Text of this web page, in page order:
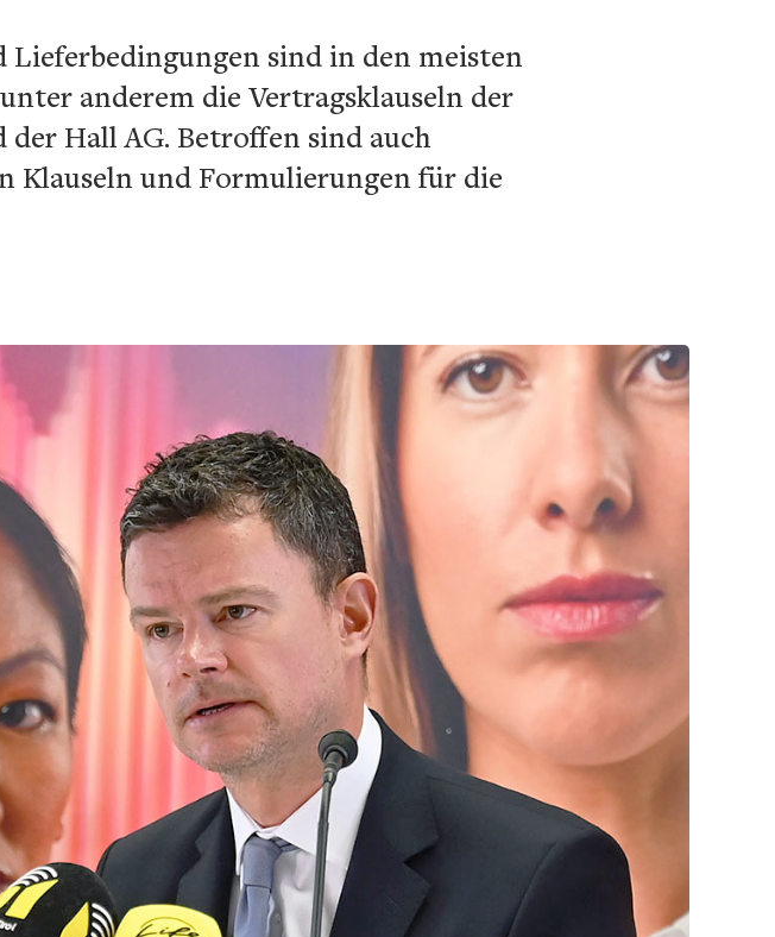
Lieferbedingungen sind in den meisten
anderem die Vertragsklauseln der
Hall AG. Betroffen sind auch
Klauseln und Formulierungen für die